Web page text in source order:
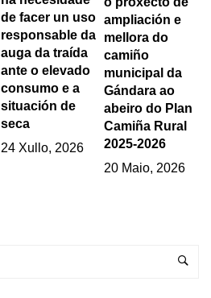
de facer un uso
responsable da
auga da traída
ante o elevado
consumo e a
situación de
seca
24 Xullo, 2026
ampliación e
mellora do
camiño
municipal da
Gándara ao
abeiro do Plan
Camiña Rural
2025-2026
20 Maio, 2026